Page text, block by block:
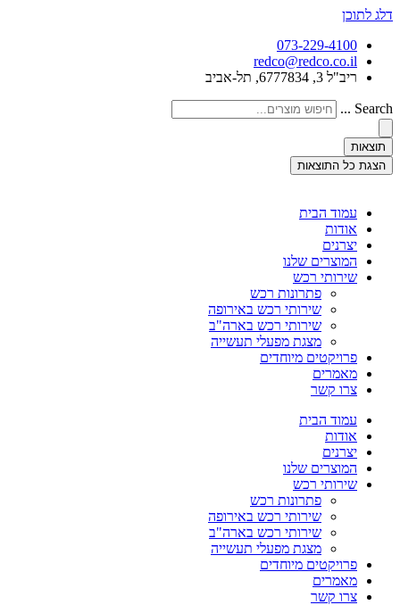
דלג לתוכן
073-229-4100
redco@redco.co.il
ריב"ל 3, 6777834, תל-אביב
Search ...
תוצאות
הצגת כל התוצאות
עמוד הבית
אודות
יצרנים
המוצרים שלנו
שירותי רכש
פתרונות רכש
שירותי רכש באירופה
שירותי רכש בארה"ב
מצגת מפעלי תעשייה
פרויקטים מיוחדים
מאמרים
צרו קשר
עמוד הבית
אודות
יצרנים
המוצרים שלנו
שירותי רכש
פתרונות רכש
שירותי רכש באירופה
שירותי רכש בארה"ב
מצגת מפעלי תעשייה
פרויקטים מיוחדים
מאמרים
צרו קשר